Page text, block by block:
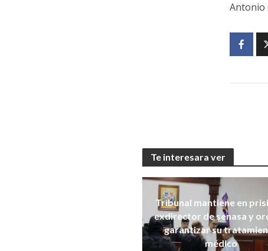
Antonio
Te interesara ver
Tribunal mantiene en
exdirector de senasa y
garantizar su
médico